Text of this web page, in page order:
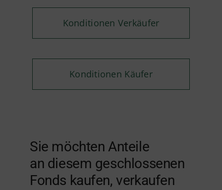
Konditionen Verkäufer
Konditionen Käufer
Sie möchten Anteile
an diesem geschlossenen
Fonds kaufen, verkaufen